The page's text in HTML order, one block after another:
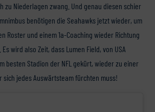
zu Niederlagen zwang. Und genau diesen schier
benötigen die Seahawks jetzt wieder, um
Roster und einem 1a-Coaching wieder Richtung
wird also Zeit, dass Lumen Field, von USA
besten Stadion der NFL gekürt, wieder zu einer
sich jedes Auswärtsteam fürchten muss!